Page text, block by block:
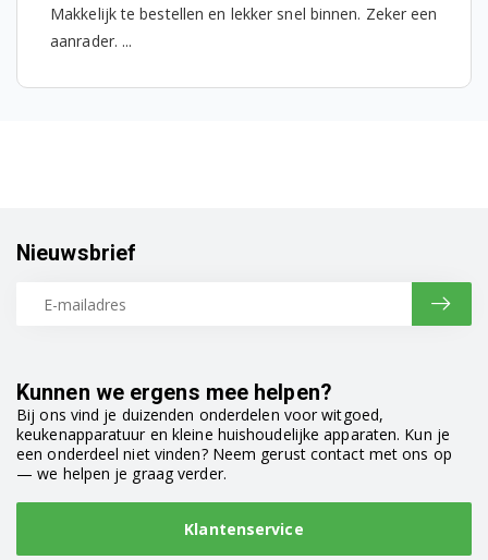
Makkelijk te bestellen en lekker snel binnen. Zeker een
aanrader. ...
Kunnen we ergens mee helpen?
Bij ons vind je duizenden onderdelen voor witgoed,
keukenapparatuur en kleine huishoudelijke apparaten. Kun je
een onderdeel niet vinden? Neem gerust contact met ons op
— we helpen je graag verder.
Klantenservice
Nieuwsbrief